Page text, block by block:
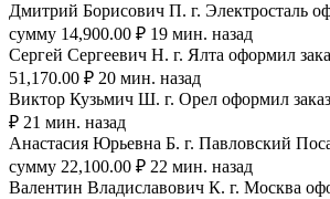
Дмитрий Борисович П. г. Электросталь
сумму 14,900.00 ₽ 19 мин. назад
Сергей Сергеевич Н. г. Ялта оформил
51,170.00 ₽ 20 мин. назад
Виктор Кузьмич Ш. г. Орел оформил
₽ 21 мин. назад
Анастасия Юрьевна Б. г. Павловский
сумму 22,100.00 ₽ 22 мин. назад
Валентин Владиславович К. г. Москва